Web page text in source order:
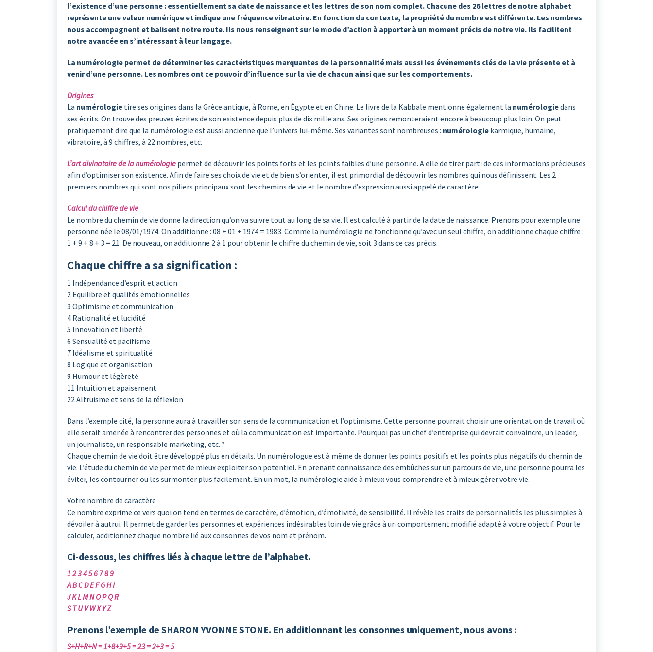
l’existence d’une personne : essentiellement sa date de naissance et les lettres de son nom complet. Chacune des 26 lettres de notre alphabet
représente une valeur numérique et indique une fréquence vibratoire. En fonction du contexte, la propriété du nombre est différente. Les nombres
nous accompagnent et balisent notre route. Ils nous renseignent sur le mode d’action à apporter à un moment précis de notre vie. Ils facilitent
notre avancée en s’intéressant à leur langage.
La numérologie permet de déterminer les caractéristiques marquantes de la personnalité mais aussi les événements clés de la vie présente et à
venir d’une personne. Les nombres ont ce pouvoir d’influence sur la vie de chacun ainsi que sur les comportements.
Origines
La numérologie tire ses origines dans la Grèce antique, à Rome, en Égypte et en Chine. Le livre de la Kabbale mentionne également la numérologiedans
ses écrits. On trouve des preuves écrites de son existence depuis plus de dix mille ans. Ses origines remonteraient encore à beaucoup plus loin. On peut
pratiquement dire que la numérologie est aussi ancienne que l’univers lui-même. Ses variantes sont nombreuses : numérologie karmique, humaine,
vibratoire, à 9 chiffres, à 22 nombres, etc.
L’art divinatoire de la numérologie permet de découvrir les points forts et les points faibles d’une personne. A elle de tirer parti de ces informations précieuses
afin d’optimiser son existence. Afin de faire ses choix de vie et de bien s’orienter, il est primordial de découvrir les nombres qui nous définissent. Les 2
premiers nombres qui sont nos piliers principaux sont les chemins de vie et le nombre d’expression aussi appelé de caractère.
Calcul du chiffre de vie
Le nombre du chemin de vie donne la direction qu’on va suivre tout au long de sa vie. Il est calculé à partir de la date de naissance. Prenons pour exemple une
personne née le 08/01/1974. On additionne : 08 + 01 + 1974 = 1983. Comme la numérologie ne fonctionne qu’avec un seul chiffre, on additionne chaque chiffre :
1 + 9 + 8 + 3 = 21. De nouveau, on additionne 2 à 1 pour obtenir le chiffre du chemin de vie, soit 3 dans ce cas précis.
Chaque chiffre a sa signification :
1 Indépendance d’esprit et action
2 Equilibre et qualités émotionnelles
3 Optimisme et communication
4 Rationalité et lucidité
5 Innovation et liberté
6 Sensualité et pacifisme
7 Idéalisme et spiritualité
8 Logique et organisation
9 Humour et légèreté
11 Intuition et apaisement
22 Altruisme et sens de la réflexion
Dans l’exemple cité, la personne aura à travailler son sens de la communication et l’optimisme. Cette personne pourrait choisir une orientation de travail où
elle serait amenée à rencontrer des personnes et où la communication est importante. Pourquoi pas un chef d’entreprise qui devrait convaincre, un leader,
un journaliste, un responsable marketing, etc. ?
Chaque chemin de vie doit être développé plus en détails. Un numérologue est à même de donner les points positifs et les points plus négatifs du chemin de
vie. L’étude du chemin de vie permet de mieux exploiter son potentiel. En prenant connaissance des embûches sur un parcours de vie, une personne pourra les
éviter, les contourner ou les surmonter plus facilement. En un mot, la numérologie aide à mieux vous comprendre et à mieux gérer votre vie.
Votre nombre de caractère
Ce nombre exprime ce vers quoi on tend en termes de caractère, d’émotion, d’émotivité, de sensibilité. Il révèle les traits de personnalités les plus simples à
dévoiler à autrui. Il permet de garder les personnes et expériences indésirables loin de vie grâce à un comportement modifié adapté à votre objectif. Pour le
calculer, additionnez chaque nombre lié aux consonnes de vos nom et prénom.
Ci-dessous, les chiffres liés à chaque lettre de l’alphabet.
1 2 3 4 5 6 7 8 9
A B C D E F G H I
J K L M N O P Q R
S T U V W X Y Z
Prenons l’exemple de SHARON YVONNE STONE. En additionnant les consonnes uniquement, nous avons :
S+H+R+N = 1+8+9+5 = 23 = 2+3 = 5